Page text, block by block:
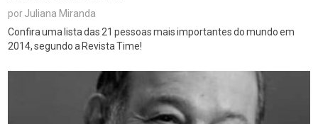
porJuliana Miranda
Confira uma lista das 21 pessoas mais importantes do mundo em
2014, segundo a Revista Time!